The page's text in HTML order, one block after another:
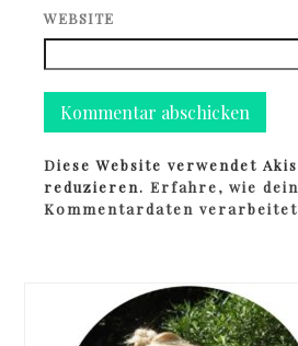
WEBSITE
Diese Website verwendet
reduzieren.Erfahre, wie
Kommentardaten